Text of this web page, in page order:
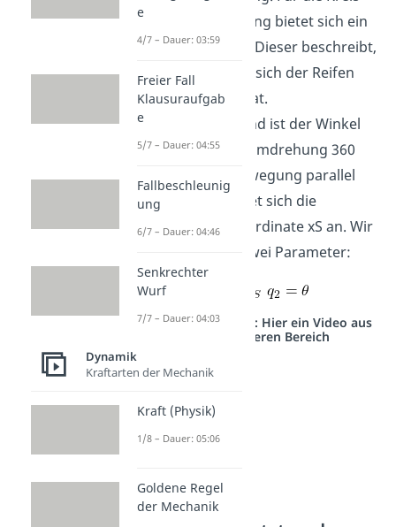
bzw. Rollbewegung bietet sich ein
Winkel Theta an. Dieser beschreibt,
um wie viel Grad sich der Reifen
schon gedreht hat.
Dementsprechend ist der Winkel
bei einer vollen Umdrehung 360
Grad. Für die Bewegung parallel
zum Boden, bietet sich die
Schwerpunktkoordinate xS an. Wir
haben also die zwei Parameter:
Studyflix vernetzt: Hier ein Video aus
einem anderen Bereich
e
4/7 – Dauer: 03:59
Freier Fall
Klausuraufgab
e
5/7 – Dauer: 04:55
Fallbeschleunig
ung
6/7 – Dauer: 04:46
Senkrechter
Wurf
7/7 – Dauer: 04:03
Dynamik
Kraftarten der Mechanik
Kraft (Physik)
1/8 – Dauer: 05:06
Goldene Regel
der Mechanik